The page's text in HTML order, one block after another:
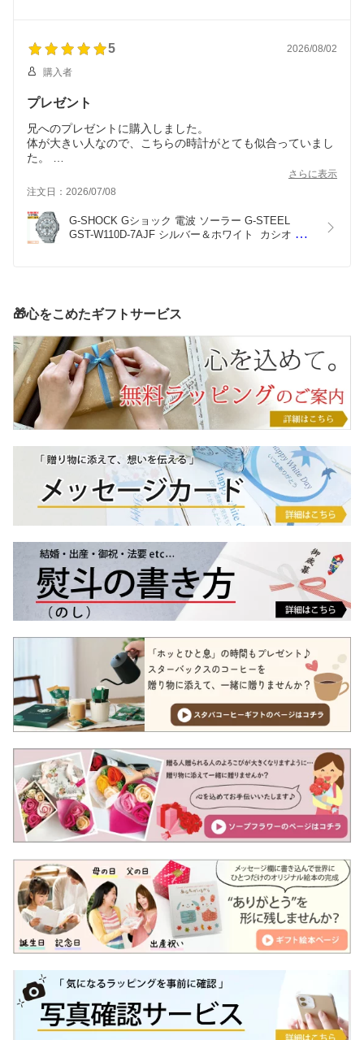
5 2026/08/02
購入者
プレゼント
兄へのプレゼントに購入しました。
体が大きい人なので、こちらの時計がとても似合っていまし
た。
さらに表示
注文日：2026/07/08
G-SHOCK Gショック 電波 ソーラー G-STEEL
GST-W110D-7AJF シルバー＆ホワイト  カシオ 電
🎁心をこめたギフトサービス